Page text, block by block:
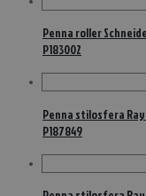
Penna roller
P183002
Penna stilosfera Ray
P187849